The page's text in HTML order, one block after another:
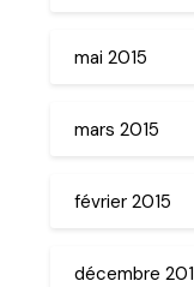
mai 2015
mars 2015
février 2015
décembre